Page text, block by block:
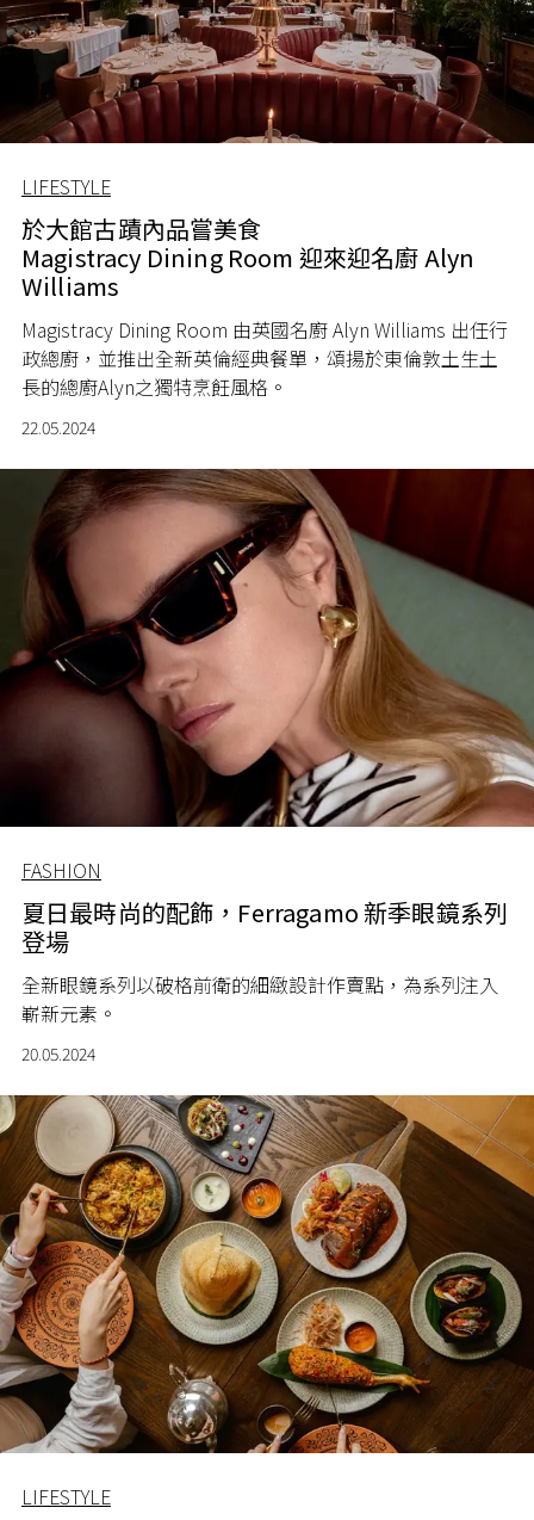
LIFESTYLE
於大館古蹟內品嘗美食
Magistracy Dining Room 迎來迎名廚 Alyn
Williams
Magistracy Dining Room 由英國名廚Alyn Williams 出任行
政總廚，並推出全新英倫經典餐單，頌揚於東倫敦土生土
長的總廚Alyn之獨特烹飪風格。
22.05.2024
FASHION
夏日最時尚的配飾，Ferragamo 新季眼鏡系列
登場
全新眼鏡系列以破格前衛的細緻設計作賣點，為系列注入
嶄新元素。
20.05.2024
LIFESTYLE